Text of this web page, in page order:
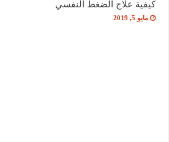
كيفية علاج الضغط النفسي
مايو 5, 2019